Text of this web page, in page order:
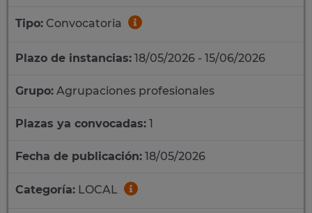
Tipo: Convocatoria
Plazo de instancias: 18/05/2026 - 15/06/2026
Grupo: Agrupaciones profesionales
Plazas ya convocadas: 1
Fecha de publicación: 18/05/2026
Categoría: LOCAL